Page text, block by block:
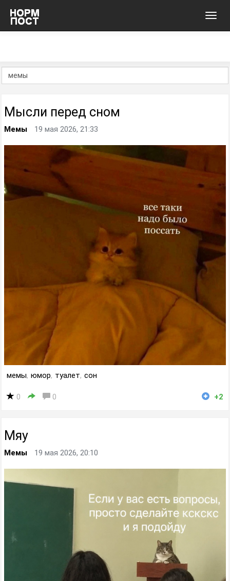
Мысли перед сном
Мемы 19 мая 2026, 21:33
мемы, юмор, туалет, сон
0 0 +2
Мяу
Мемы 19 мая 2026, 20:10